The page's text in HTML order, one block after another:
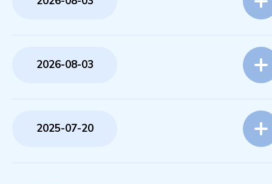
2026-08-03
2025-07-20